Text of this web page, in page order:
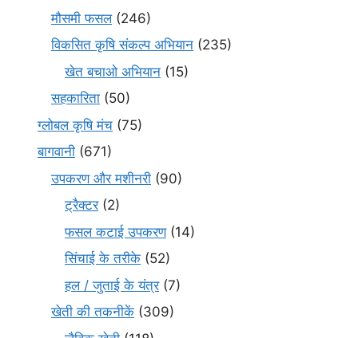
मौसमी फसल(246)
विकसित कृषि संकल्प अभियान (235)
खेत बचाओ अभियान (15)
सहकारिता (50)
ग्लोबल कृषि मंच (75)
बागवानी (671)
उपकरण और मशीनरी (90)
ट्रैक्टर(2)
फसल कटाई उपकरण(14)
सिंचाई के तरीके (52)
हल / जुताई के यंत्र(7)
खेती की तकनीकें (309)